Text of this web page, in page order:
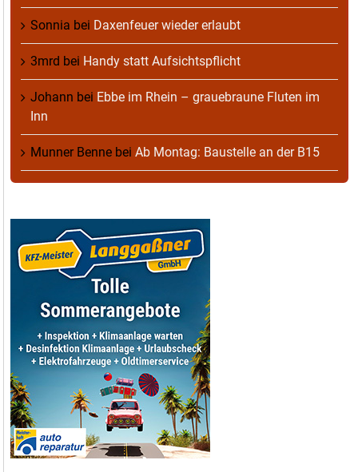
Sonnia bei Daxenfeuer wieder erlaubt
3mrd bei Handy statt Aufsichtspflicht
Johann bei Ebbe im Rhein – grauebraune Fluten im
Inn
Munner Benne bei Ab Montag: Baustelle an der B15